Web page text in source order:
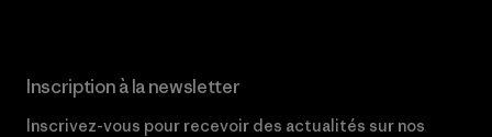
Inscription à la newsletter
Inscrivez-vous pour recevoir des actualités sur nos